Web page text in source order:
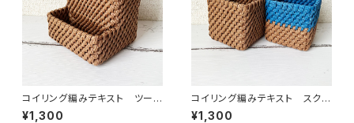
コイリング編みテキスト ツール
スタンド
¥1,300
コイリング編みテキスト スクエ
アスタンド
¥1,300